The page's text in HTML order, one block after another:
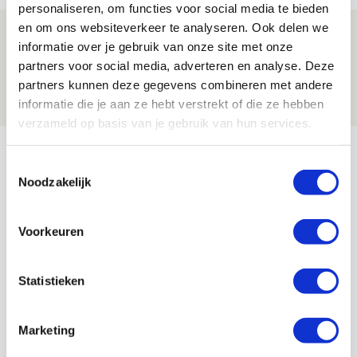
personaliseren, om functies voor social media te bieden
en om ons websiteverkeer te analyseren. Ook delen we
informatie over je gebruik van onze site met onze
partners voor social media, adverteren en analyse. Deze
partners kunnen deze gegevens combineren met andere
informatie die je aan ze hebt verstrekt of die ze hebben
verzameld op basis van je gebruik van hun services.
Noodzakelijk
Voorkeuren
Statistieken
Marketing
Spelen bij Jong Ajax of Ajax 1? Dat
maakt Abdalla ‘geen reet’ uit
08 AUGUSTUS 2026 - 10:04
NIEUWS
Bekijk meer
AGENDA
23
Selectiedag ballenjongens/-meiden
11